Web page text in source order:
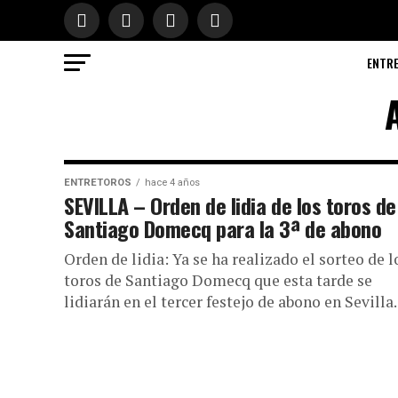
ENTRETOROS hace 4 años
SEVILLA – Orden de lidia de los toros de
Santiago Domecq para la 3ª de abono
Orden de lidia: Ya se ha realizado el sorteo de
toros de Santiago Domecq que esta tarde se
lidiarán en el tercer festejo de abono en